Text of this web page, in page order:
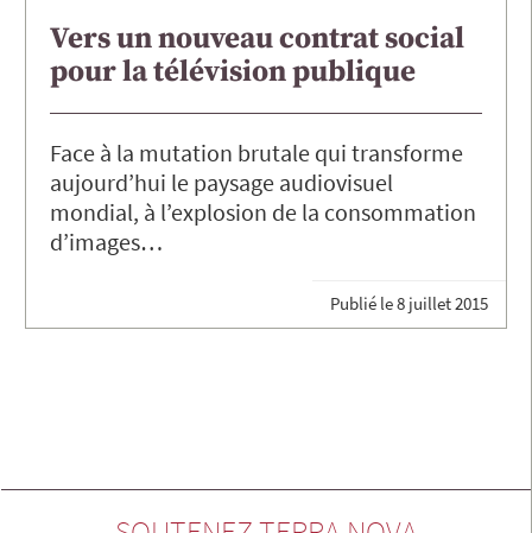
Vers un nouveau contrat social
pour la télévision publique
Face à la mutation brutale qui transforme
aujourd’hui le paysage audiovisuel
mondial, à l’explosion de la consommation
d’images…
Publié le8 juillet 2015